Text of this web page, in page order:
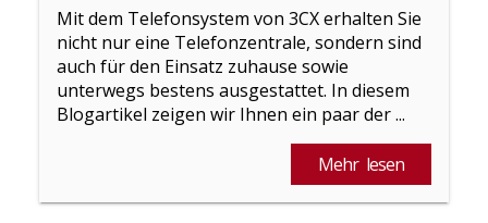
Mit dem Telefonsystem von 3CX erhalten Sie
nicht nur eine Telefonzentrale, sondern sind
auch für den Einsatz zuhause sowie
unterwegs bestens ausgestattet. In diesem
Blogartikel zeigen wir Ihnen ein paar der ...
Mehr lesen